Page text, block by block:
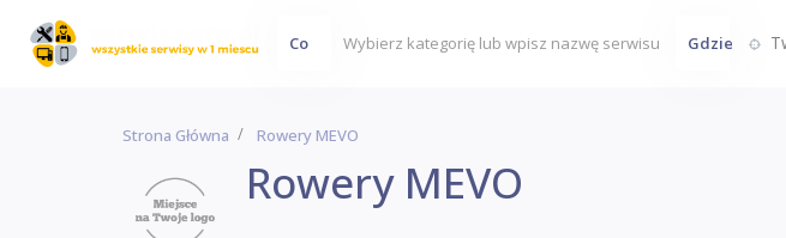
Co Gdzie
Strona Główna Rowery MEVO
Rowery MEVO